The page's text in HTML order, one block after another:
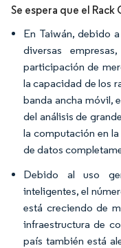
Se espera que el
En Taiwán, debido
diversas
participación de
la capacidad de los
banda ancha móvil,
del análisis de
la computación en
de datos
Debido al uso
inteligentes, el
está creciendo de
infraestructura de
país también está